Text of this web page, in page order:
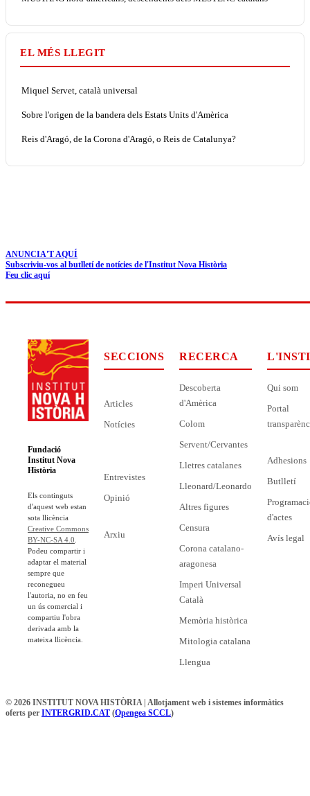
EL MÉS LLEGIT
Miquel Servet, català universal
Sobre l'origen de la bandera dels Estats Units d'Amèrica
Reis d'Aragó, de la Corona d'Aragó, o Reis de Catalunya?
ANUNCIA'T AQUÍ
Subscriviu-vos al butlletí de notícies de l'Institut Nova Història
Feu clic aquí
Fundació
Institut Nova
Història
Els continguts
d'aquest web estan
sota llicència
Creative Commons
BY-NC-SA 4.0
Podeu compartir i
adaptar el material
sempre que
reconegueu
l'autoria, no en feu
un ús comercial i
compartiu l'obra
derivada amb la
mateixa llicència.
SECCIONS
Articles
Notícies
Entrevistes
Opinió
Arxiu
RECERCA
Descoberta
d'Amèrica
Colom
Servent/Cervantes
Lletres catalanes
Lleonard/Leonardo
Altres figures
Censura
Corona catalano-
aragonesa
Imperi Universal
Català
Memòria històrica
Mitologia catalana
Llengua
Qui som
Portal
Adhesions
Butlletí
d'actes
Avís legal
© 2026 INSTITUT NOVA HISTÒRIA | Allotjament web i sistemes informàtics
oferts per INTERGRID.CAT (Opengea SCCL)